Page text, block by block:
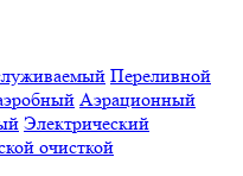
Переливной
Аэрационный
Электрический
очисткой